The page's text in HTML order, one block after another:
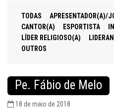
TODAS APRESENTADOR(A)/
CANTOR(A)
ESPORTISTA
LÍDER RELIGIOSO(A)
OUTROS
Pe. Fábio de Melo
18 de maio de 2018